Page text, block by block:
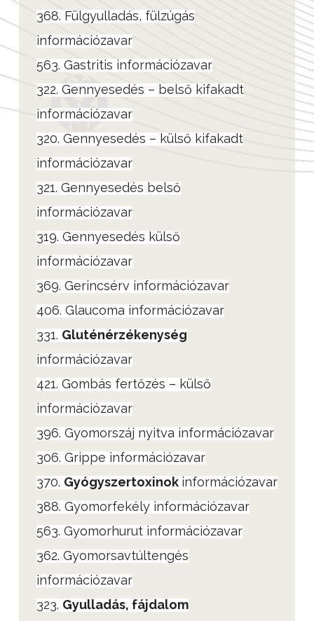
368. Fülgyulladás, fülzúgás
információzavar
563. Gastritis információzavar
322. Gennyesedés – belső kifakadt
információzavar
320. Gennyesedés – külső kifakadt
információzavar
321. Gennyesedés belső
információzavar
319. Gennyesedés külső
információzavar
369. Gerincsérv információzavar
406. Glaucoma információzavar
331. Gluténérzékenység
információzavar
421. Gombás fertőzés – külső
információzavar
396. Gyomorszáj nyitva információzavar
306. Grippe információzavar
370. Gyógyszertoxinok információzavar
388. Gyomorfekély információzavar
563. Gyomorhurut információzavar
362. Gyomorsavtúltengés
információzavar
323. Gyulladás, fájdalom